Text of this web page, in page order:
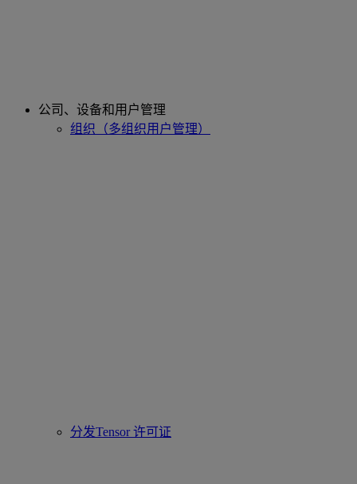
公司、设备和用户管理
组织（多组织用户管理）
分发Tensor 许可证